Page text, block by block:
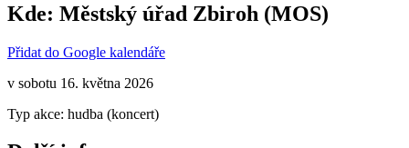
Kde: Městský úřad Zbiroh (MOS)
Přidat do Google kalendáře
v sobotu 16. května 2026
Typ akce: hudba (koncert)